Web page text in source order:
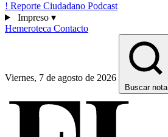
! Reporte Ciudadano Podcast
Impreso ▾
Hemeroteca Contacto
Viernes, 7 de agosto de 2026
Buscar nota